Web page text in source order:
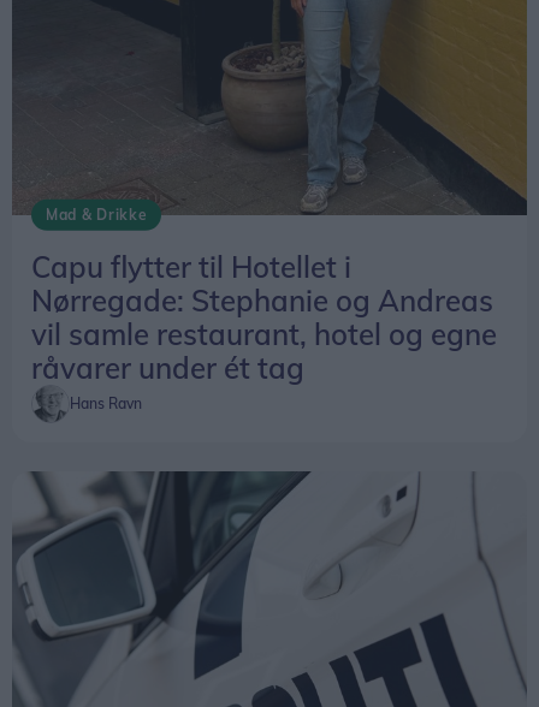
Mad & Drikke
Capu flytter til Hotellet i
Nørregade: Stephanie og Andreas
vil samle restaurant, hotel og egne
råvarer under ét tag
Hans Ravn